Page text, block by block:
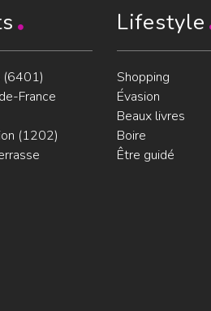
(6401)
France
(1202)
Lifestyle
Shopping
Évasion
Beaux livres
Boire
Être guidé